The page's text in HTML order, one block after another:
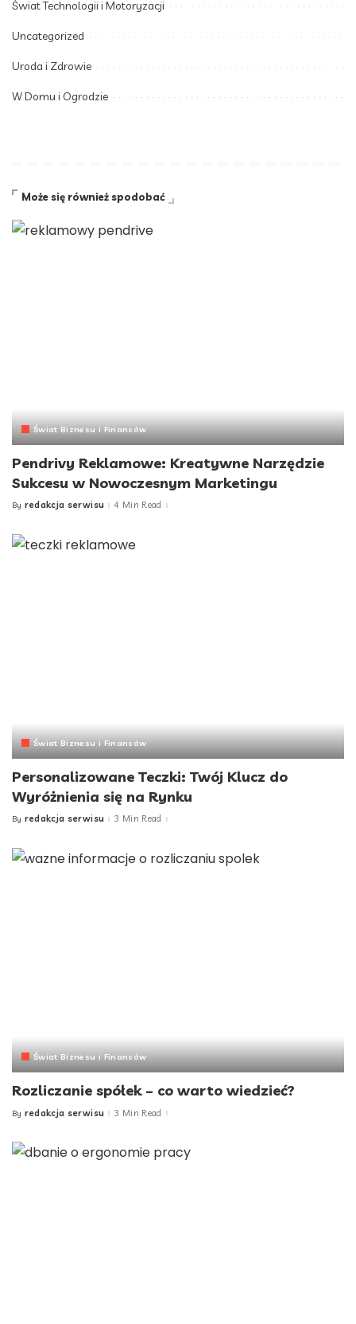
Świat Technologii i Motoryzacji
Uncategorized
Uroda i Zdrowie
W Domu i Ogrodzie
Może się również spodobać
Świat Biznesu i Finansów
Pendrivy Reklamowe: Kreatywne Narzędzie
Sukcesu w Nowoczesnym Marketingu
Posted
By redakcja serwisu 4 Min Read
Świat Biznesu i Finansów
Personalizowane Teczki: Twój Klucz do
Wyróżnienia się na Rynku
Posted
By redakcja serwisu 3 Min Read
Świat Biznesu i Finansów
Rozliczanie spółek – co warto wiedzieć?
Posted
By redakcja serwisu 3 Min Read